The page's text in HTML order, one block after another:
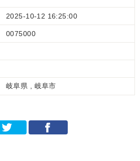
2025-10-12 16:25:00
0075000
岐阜県 , 岐阜市